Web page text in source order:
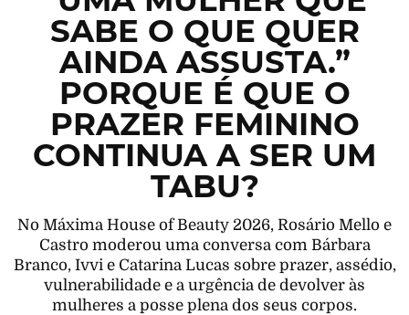
SABE O QUE QUER
AINDA ASSUSTA.”
PORQUE É QUE O
PRAZER FEMININO
CONTINUA A SER UM
TABU?
No Máxima House of Beauty 2026, Rosário Mello e
Castro moderou uma conversa com Bárbara
Branco, Ivvi e Catarina Lucas sobre prazer, assédio,
vulnerabilidade e a urgência de devolver às
mulheres a posse plena dos seus corpos.